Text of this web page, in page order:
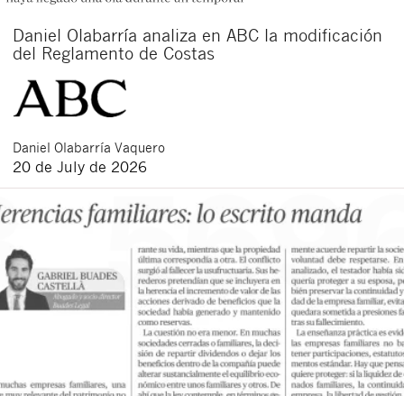
Daniel Olabarría analiza en ABC la modificación
del Reglamento de Costas
Daniel Olabarría Vaquero
20 de July de 2026